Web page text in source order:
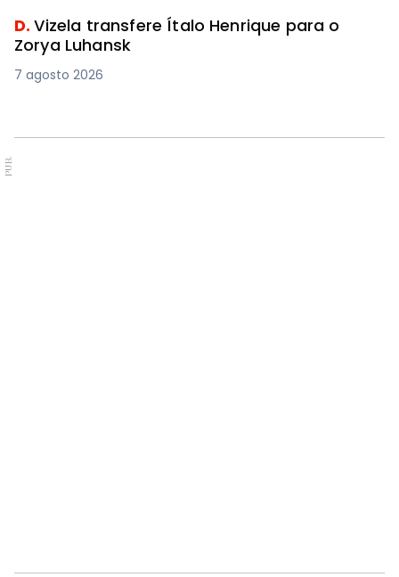
D.Vizela transfere Ítalo Henrique para o
Zorya Luhansk
7 agosto 2026
PUB.